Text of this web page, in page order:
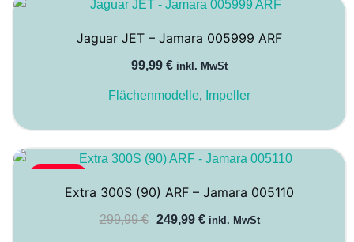
Jaguar JET – Jamara 005999 ARF
99,99 € inkl. MwSt
Flächenmodelle, Impeller
Extra 300S (90) ARF – Jamara 005110
299,99€
Ursprünglicher
249,99 €Aktueller
inkl. MwSt